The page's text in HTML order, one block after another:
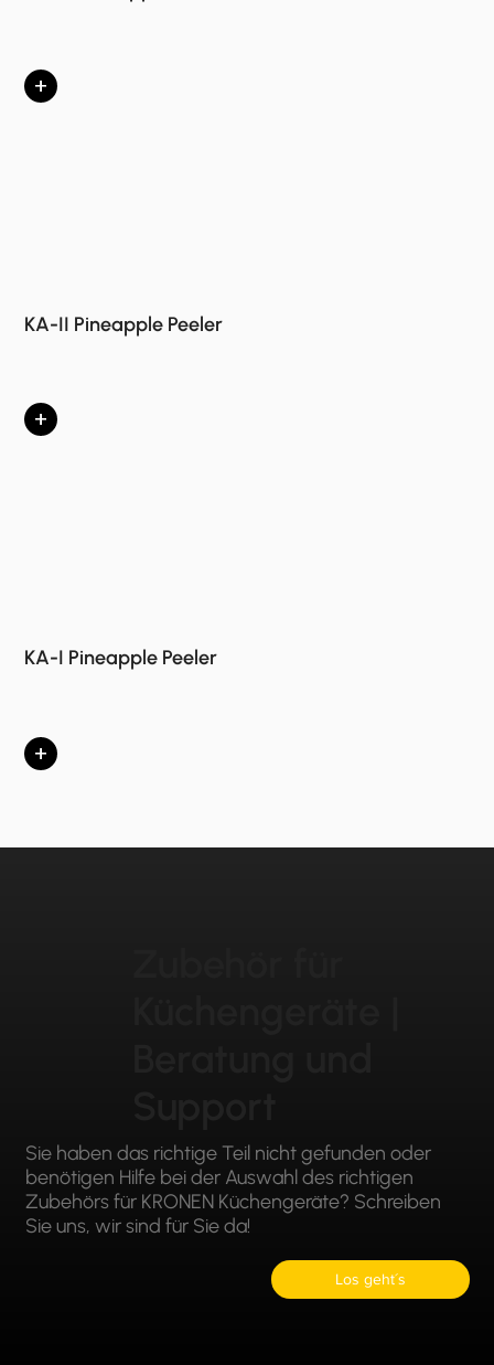
+
KA-II Pineapple Peeler
+
KA-I Pineapple Peeler
+
Sie haben das richtige Teil nicht gefunden oder
benötigen Hilfe bei der Auswahl des richtigen
Zubehörs für KRONEN Küchengeräte? Schreiben
Sie uns, wir sind für Sie da!
Los geht´s